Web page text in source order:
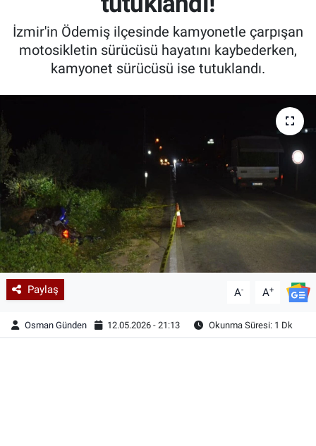
İzmir'in Ödemiş ilçesinde kamyonetle çarpışan
motosikletin sürücüsü hayatını kaybederken,
kamyonet sürücüsü ise tutuklandı.
Paylaş A- A+
Osman Günden 12.05.2026 - 21:13 Okunma Süresi: 1 Dk
Tüm Manşetler
Son Dakika Haberleri
Haber Arşivi